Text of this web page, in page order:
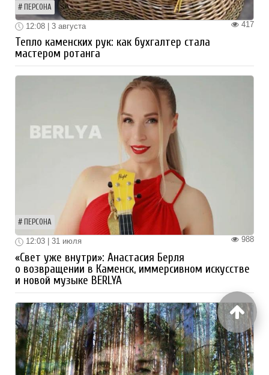
ПЕРСОНА
417
12:08 | 3 августа
Тепло каменских рук: как бухгалтер стала
мастером ротанга
ПЕРСОНА
988
12:03 | 31 июля
«Свет уже внутри»: Анастасия Берля
о возвращении в Каменск, иммерсивном искусстве
и новой музыке BERLYA